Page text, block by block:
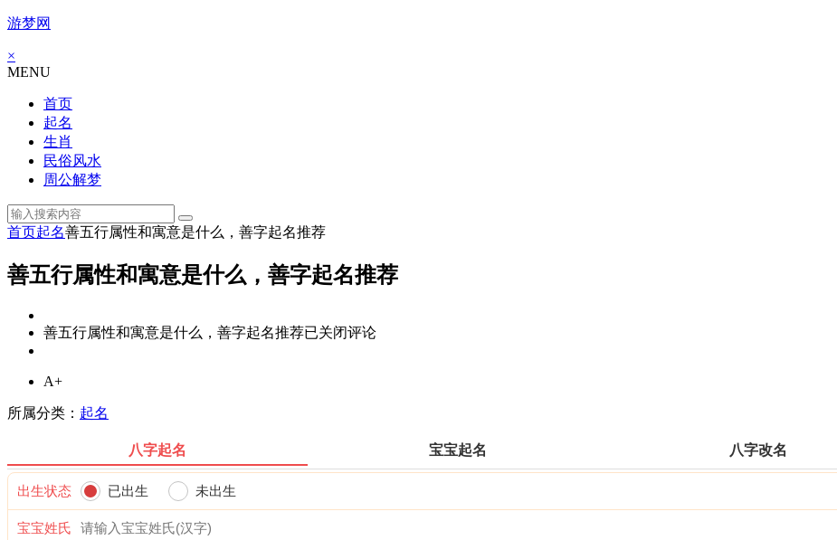
游梦网
×
MENU
首页
起名
生肖
民俗风水
周公解梦
首页起名善五行属性和寓意是什么，善字起名推荐
善五行属性和寓意是什么，善字起名推荐
善五行属性和寓意是什么，善字起名推荐已关闭评论
A+
所属分类： 起名
八字起名 宝宝起名 八字改名
出生状态 已出生 未出生
宝宝姓氏